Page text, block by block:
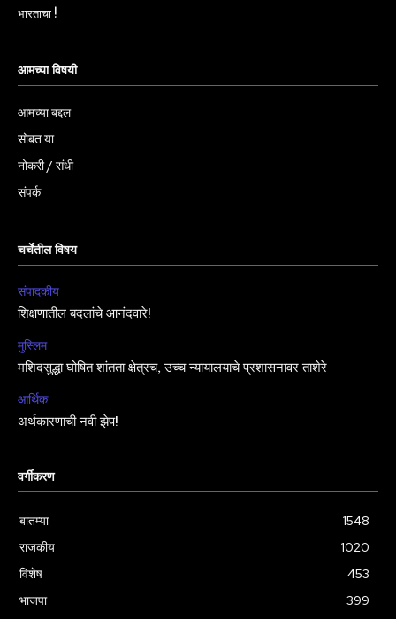
भारताचा !
आमच्या विषयी
आमच्या बद्दल
सोबत या
नोकरी / संधी
संपर्क
चर्चेतील विषय
संपादकीय
शिक्षणातील बदलांचे आनंदवारे!
मुस्लिम
मशिदसुद्धा घोषित शांतता क्षेत्रच, उच्च न्यायालयाचे प्रशासनावर ताशेरे
आर्थिक
अर्थकारणाची नवी झेप!
वर्गीकरण
बातम्या
1548
राजकीय
1020
विशेष
453
भाजपा
399